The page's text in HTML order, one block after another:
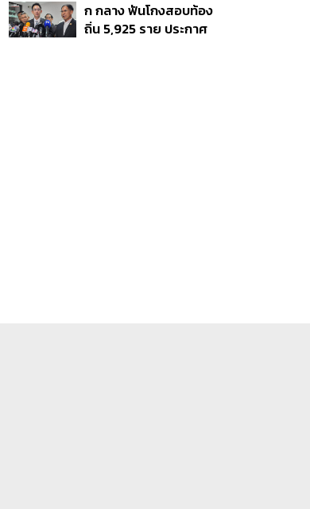
350’ เสริมความมั่นคง
ชายแดน
ก กลาง ฟันโกงสอบท้อง
ถิ่น 5,925 ราย ประกาศ